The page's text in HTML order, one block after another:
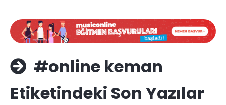
#online keman
Etiketindeki Son Yazılar